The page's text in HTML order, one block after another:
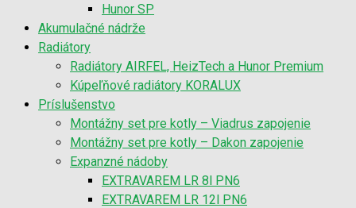
Hunor SP
Akumulačné nádrže
Radiátory
Radiátory AIRFEL, HeizTech a Hunor Premium
Kúpeľňové radiátory KORALUX
Príslušenstvo
Montážny set pre kotly – Viadrus zapojenie
Montážny set pre kotly – Dakon zapojenie
Expanzné nádoby
EXTRAVAREM LR 8l PN6
EXTRAVAREM LR 12l PN6